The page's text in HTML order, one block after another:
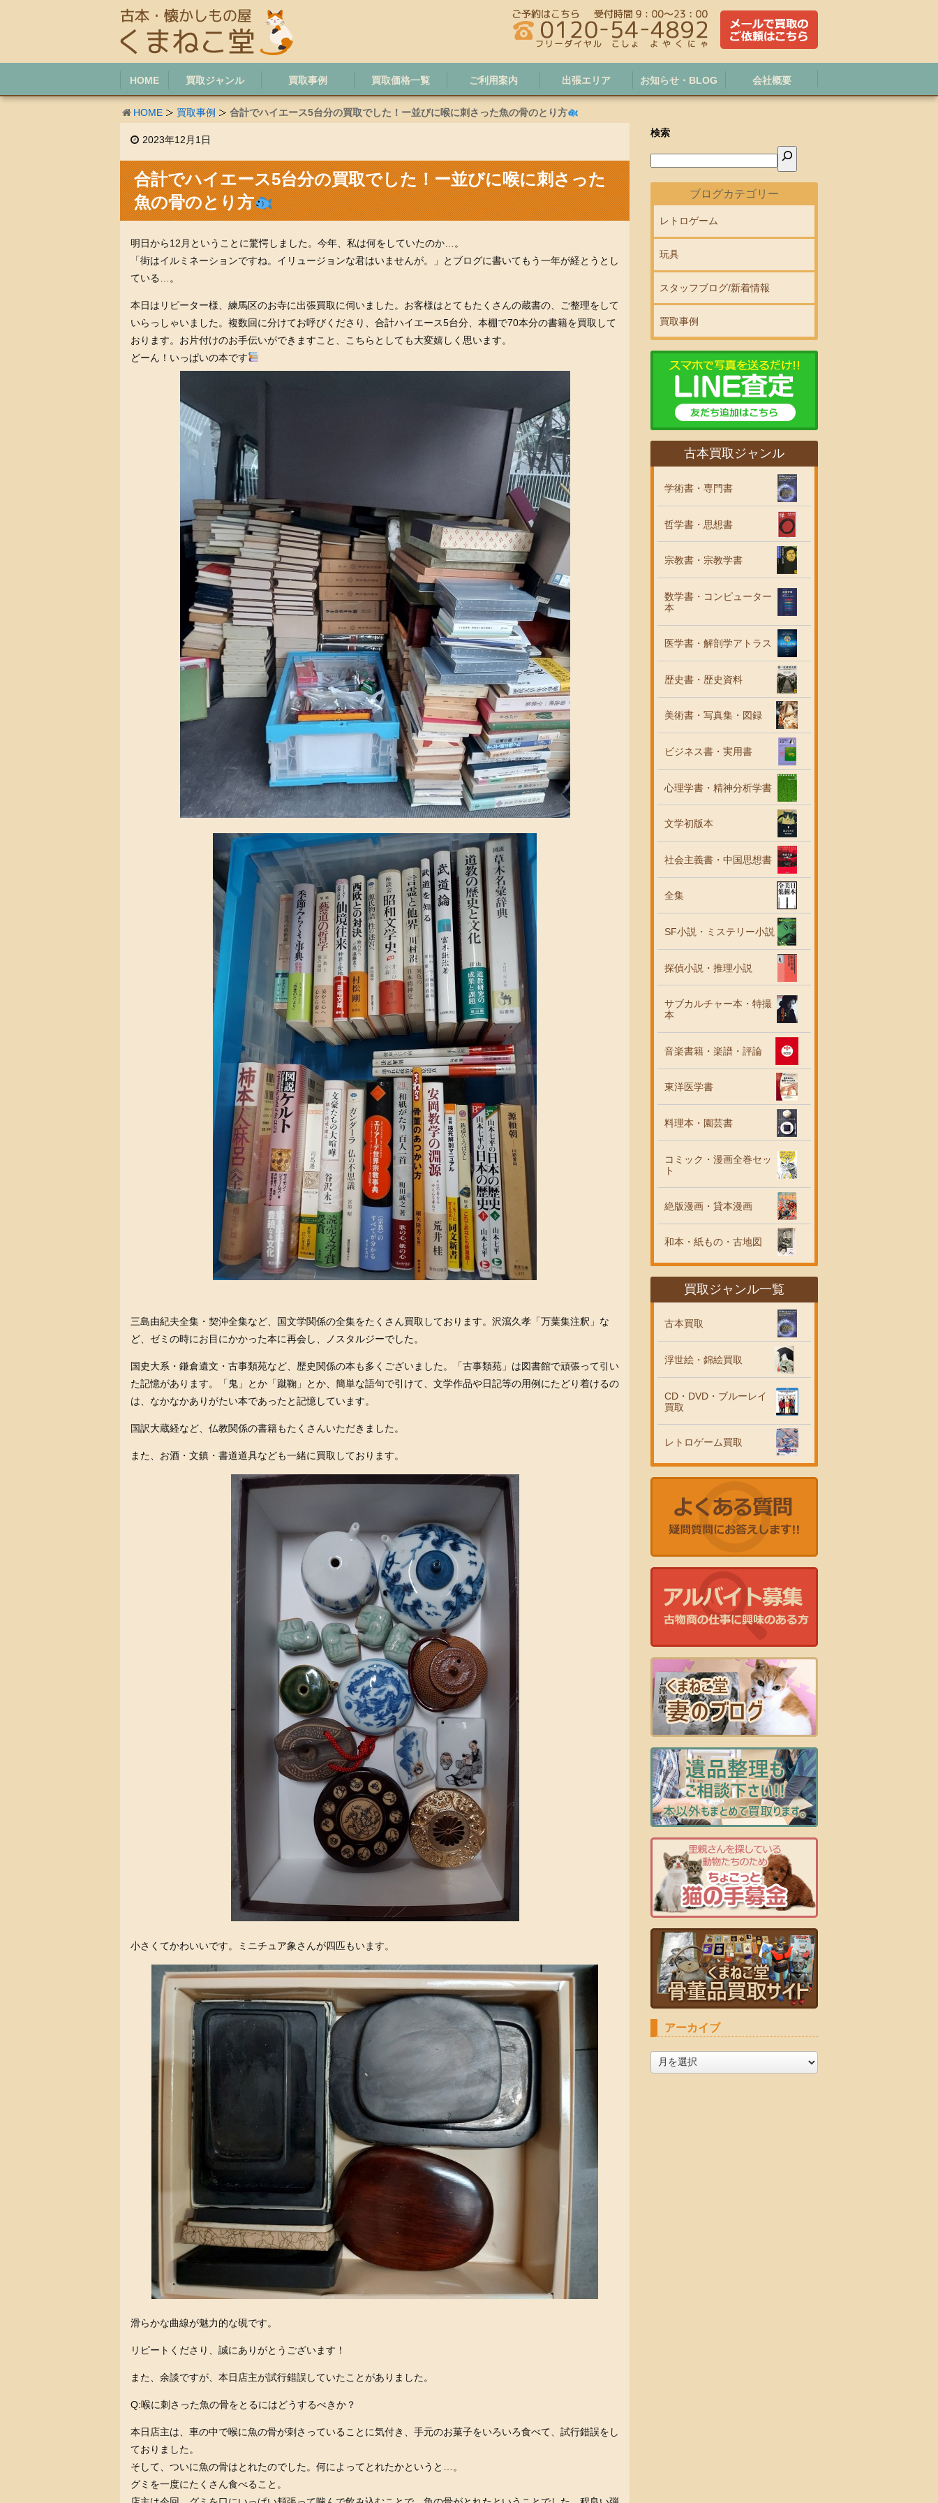
HOME 買取ジャンル 買取事例 買取価格一覧 ご利用案内 出張エリア お知らせ・BLOG 会社概要
HOME 買取事例 合計でハイエース5台分の買取でした！ー並びに喉に刺さった魚の骨のとり方
2023年12月1日
合計でハイエース5台分の買取でした！ー並びに喉に刺さった
魚の骨のとり方
明日から12月ということに驚愕しました。今年、私は何をしていたのか…。
「街はイルミネーションですね。イリュージョンな君はいませんが。」とブログに書いてもう一年が経とうとし
ている…。
本日はリピーター様、練馬区のお寺に出張買取に伺いました。お客様はとてもたくさんの蔵書の、ご整理をして
いらっしゃいました。複数回に分けてお呼びくださり、合計ハイエース5台分、本棚で70本分の書籍を買取して
おります。お片付けのお手伝いができますこと、こちらとしても大変嬉しく思います。
どーん！いっぱいの本です
三島由紀夫全集・契沖全集など、国文学関係の全集をたくさん買取しております。沢瀉久孝「万葉集注釈」な
ど、ゼミの時にお目にかかった本に再会し、ノスタルジーでした。
国史大系・鎌倉遺文・古事類苑など、歴史関係の本も多くございました。「古事類苑」は図書館で頑張って引い
た記憶があります。「鬼」とか「蹴鞠」とか、簡単な語句で引けて、文学作品や日記等の用例にたどり着けるの
は、なかなかありがたい本であったと記憶しています。
国訳大蔵経など、仏教関係の書籍もたくさんいただきました。
また、お酒・文鎮・書道道具なども一緒に買取しております。
小さくてかわいいです。ミニチュア象さんが四匹もいます。
滑らかな曲線が魅力的な硯です。
リピートくださり、誠にありがとうございます！
また、余談ですが、本日店主が試行錯誤していたことがありました。
Q:喉に刺さった魚の骨をとるにはどうするべきか？
本日店主は、車の中で喉に魚の骨が刺さっていることに気付き、手元のお菓子をいろいろ食べて、試行錯誤をし
ておりました。
そして、ついに魚の骨はとれたのでした。何によってとれたかというと…。
グミを一度にたくさん食べること。
検索
ブログカテゴリー
レトロゲーム
玩具
スタッフブログ/新着情報
買取事例
古本買取ジャンル
学術書・専門書
哲学書・思想書
宗教書・宗教学書
数学書・コンピューター
本
医学書・解剖学アトラス
歴史書・歴史資料
美術書・写真集・図録
ビジネス書・実用書
心理学書・精神分析学書
文学初版本
社会主義書・中国思想書
全集
SF小説・ミステリー小説
探偵小説・推理小説
サブカルチャー本・特撮
本
音楽書籍・楽譜・評論
東洋医学書
料理本・園芸書
コミック・漫画全巻セッ
ト
絶版漫画・貸本漫画
和本・紙もの・古地図
買取ジャンル一覧
古本買取
浮世絵・錦絵買取
CD・DVD・ブルーレイ
買取
レトロゲーム買取
アーカイブ